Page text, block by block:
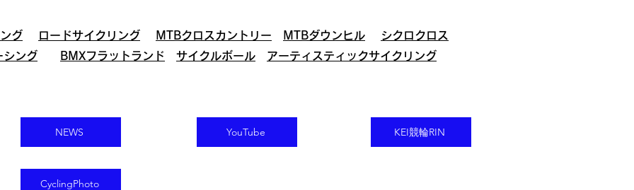
グ ロードサイクリング MTBクロスカントリー MTBダウンヒル
シクロクロス
シング BMXフラットランド サイクルボール アーティスティックサイクリング
NEWS YouTube KEI競輪RIN
CyclingPhoto